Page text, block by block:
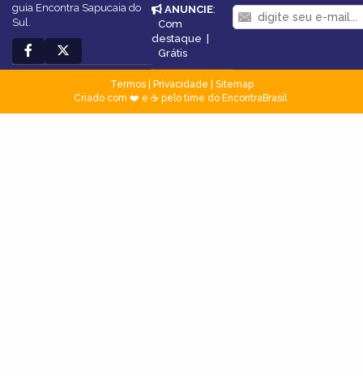
guia Encontra Sapucaia do
Sul.
ANUNCIE:
Com
destaque
Grátis
Termos| Privacidade
Sitemap
Criado com ❤️ e ☕ pelo time do EncontraBrasil